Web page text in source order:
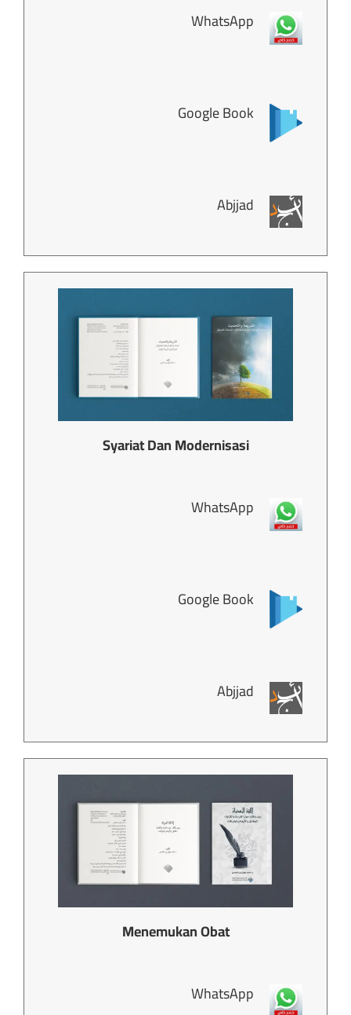
WhatsApp
Google Book
Abjjad
Syariat Dan Modernisasi
WhatsApp
Google Book
Abjjad
Menemukan Obat
WhatsApp